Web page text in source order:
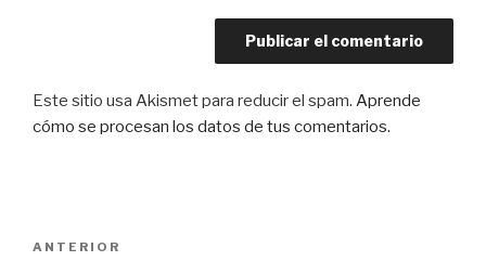
Este sitio usa Akismet para reducir el spam. Aprende
cómo se procesan los datos de tus comentarios.
Entrada
ANTERIOR